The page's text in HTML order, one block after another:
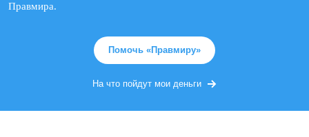
Правмира.
Помочь «Правмиру»
На что пойдут мои деньги